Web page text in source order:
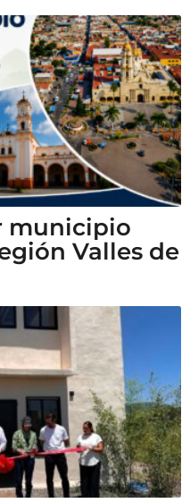
municipio
Valles de